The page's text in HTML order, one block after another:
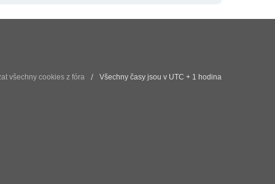
všechny cookies z fóra Všechny časy jsou v UTC + 1 hodina